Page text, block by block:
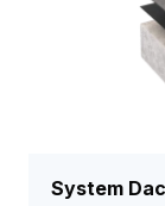
System